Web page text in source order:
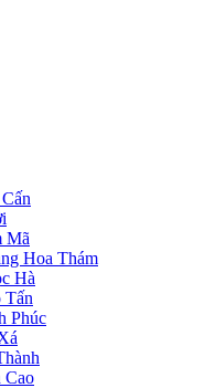
Mã
Hoa Thám
Hà
Tấn
Phúc
Cao